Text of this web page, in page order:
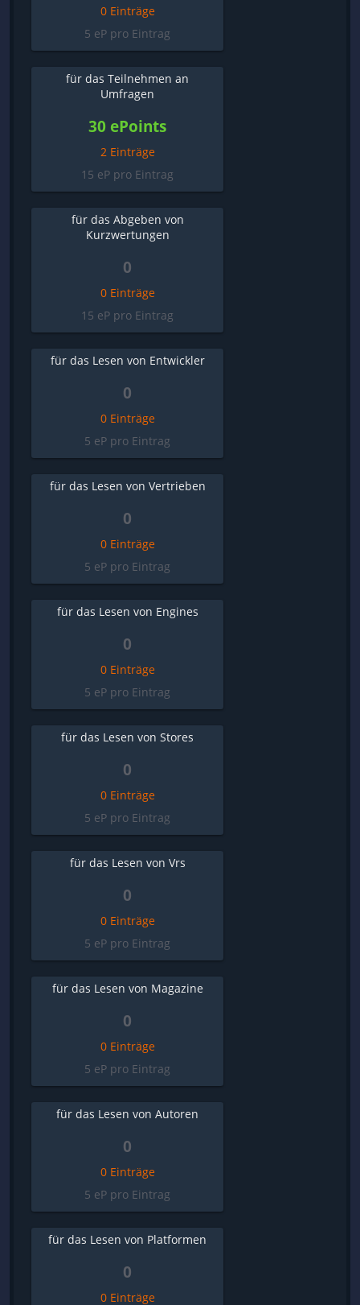
0 Einträge
5 eP pro Eintrag
für das Teilnehmen an
Umfragen
30 ePoints
2 Einträge
15 eP pro Eintrag
für das Abgeben von
Kurzwertungen
0
0 Einträge
15 eP pro Eintrag
für das Lesen von Entwickler
0
0 Einträge
5 eP pro Eintrag
für das Lesen von Vertrieben
0
0 Einträge
5 eP pro Eintrag
für das Lesen von Engines
0
0 Einträge
5 eP pro Eintrag
für das Lesen von Stores
0
0 Einträge
5 eP pro Eintrag
für das Lesen von Vrs
0
0 Einträge
5 eP pro Eintrag
für das Lesen von Magazine
0
0 Einträge
5 eP pro Eintrag
für das Lesen von Autoren
0
0 Einträge
5 eP pro Eintrag
für das Lesen von Platformen
0
0 Einträge